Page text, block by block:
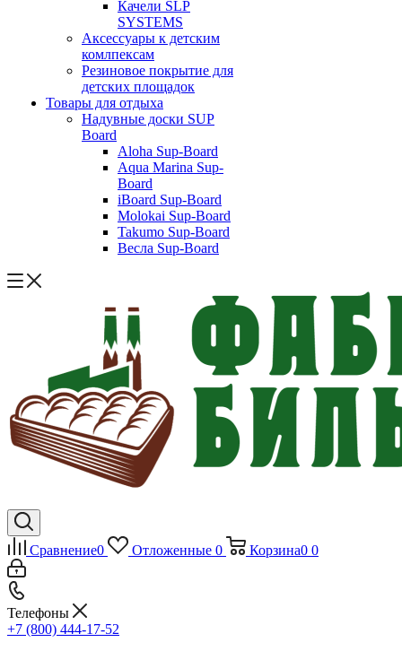
Качели SLP
SYSTEMS
Аксессуары к детским
комлпексам
Резиновое покрытие для
детских площадок
Товары для отдыха
Надувные доски SUP
Board
Aloha Sup-Board
Aqua Marina Sup-
Board
iBoard Sup-Board
Molokai Sup-Board
Takumo Sup-Board
Весла Sup-Board
Сравнение0 Отложенные 0 Корзина0 0
Телефоны
+7 (800) 444-17-52